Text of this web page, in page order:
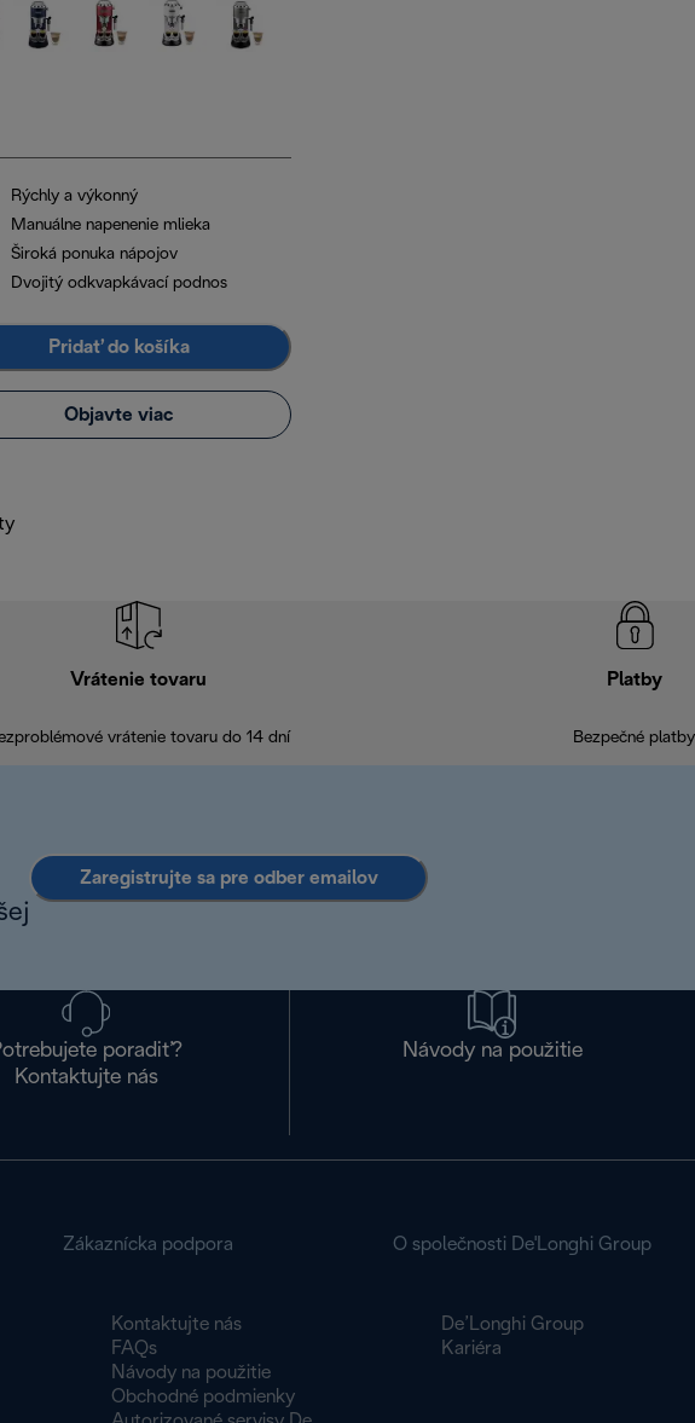
Rýchly a výkonný
Manuálne napenenie mlieka
Široká ponuka nápojov
Dvojitý odkvapkávací podnos
Pridať do košíka
Objavte viac
Vrátenie tovaru
vrátenie tovaru do 14 dní
Platby
Bezpečné platby
Zaregistrujte sa pre odber emailov
poradiť?
Kontaktujte nás
Návody na použitie
Zákaznícka podpora
Kontaktujte nás
FAQs
Návody na použitie
Obchodné podmienky
O společnosti De'Longhi Group
De’Longhi Group
Kariéra